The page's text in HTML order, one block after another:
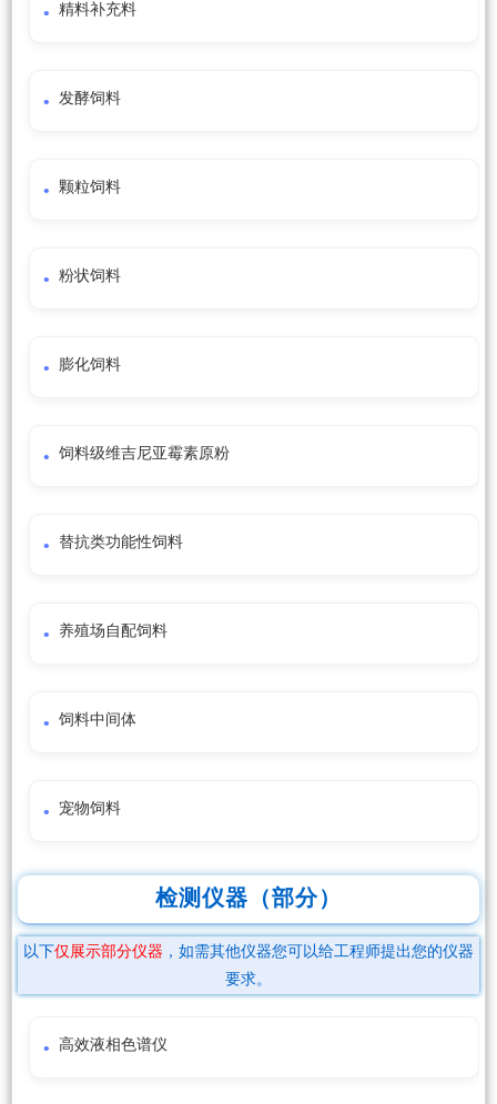
精料补充料
发酵饲料
颗粒饲料
粉状饲料
膨化饲料
饲料级维吉尼亚霉素原粉
替抗类功能性饲料
养殖场自配饲料
饲料中间体
宠物饲料
检测仪器（部分）
以下仅展示部分仪器 ，如需其他仪器您可以给工程师提出您的仪器
要求。
高效液相色谱仪